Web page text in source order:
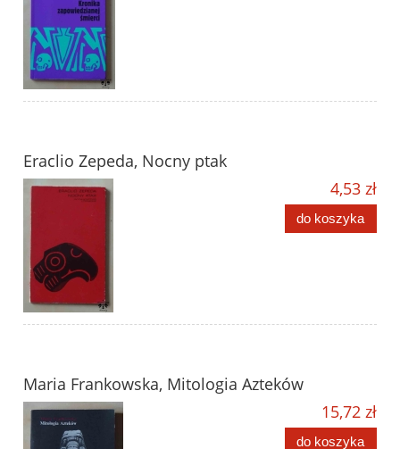
Eraclio Zepeda, Nocny ptak
4,53 zł
do koszyka
Maria Frankowska, Mitologia Azteków
15,72 zł
do koszyka